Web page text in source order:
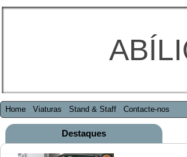
Home Viaturas Stand & Staff Contacte-nos
Destaques